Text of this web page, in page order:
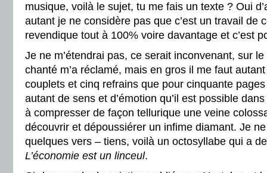
musique, voilà le sujet, tu me fais un texte ? Oui
autant je ne considère pas que c’est un travail de
revendique tout à 100% voire davantage et c’est
Je ne m’étendrai pas, ce serait inconvenant, sur
chanté m’a réclamé, mais en gros il me faut
couplets et cinq refrains que pour cinquante
autant de sens et d’émotion qu’il est possible
à compresser de façon tellurique une veine
découvrir et dépoussiérer un infime diamant. Je
quelques vers – tiens, voilà un octosyllabe qui a
L’économie est un linceul.